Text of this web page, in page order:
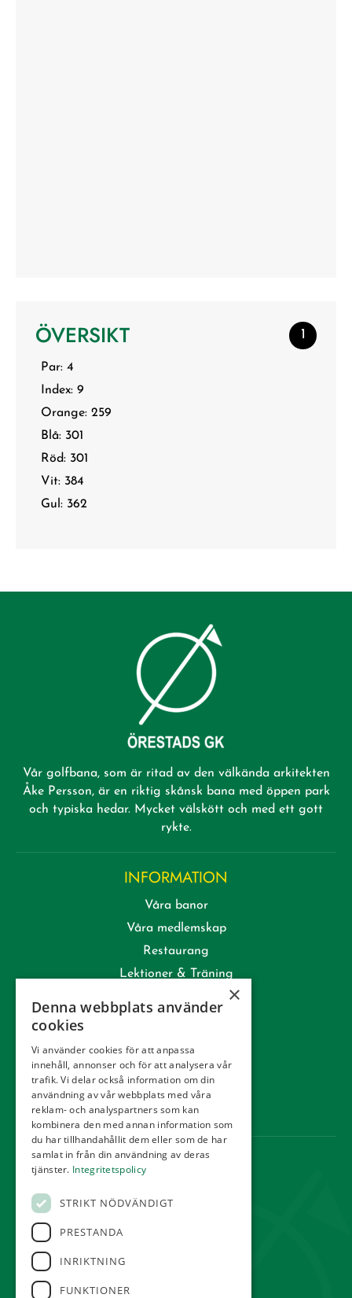
ÖVERSIKT 1
Par: 4
Index: 9
Orange: 259
Blå: 301
Röd: 301
Vit: 384
Gul: 362
Vår golfbana, som är ritad av den välkända arkitekten
Åke Persson, är en riktig skånsk bana med öppen park
och typiska hedar. Mycket välskött och med ett gott
rykte.
INFORMATION
Våra banor
Våra medlemskap
Restaurang
Lektioner & Träning
Tävling
Integritetspolicy
Webbshop
KONTAKT
Golfvägen
×
Denna webbplats använder
cookies
Vi använder cookies för att anpassa
innehåll, annonser och för att analysera vår
trafik. Vi delar också information om din
användning av vår webbplats med våra
reklam- och analyspartners som kan
kombinera den med annan information som
du har tillhandahållit dem eller som de har
samlat in från din användning av deras
tjänster. Integritetspolicy
STRIKT NÖDVÄNDIGT
PRESTANDA
INRIKTNING
FUNKTIONER